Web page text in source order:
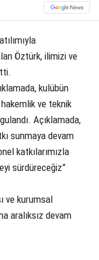
Öztürk, ilimizi ve
kulübün
ve teknik
Açıklamada,
sunmaya devam
katkılarımızla
sürdüreceğiz”
ve kurumsal
aralıksız devam